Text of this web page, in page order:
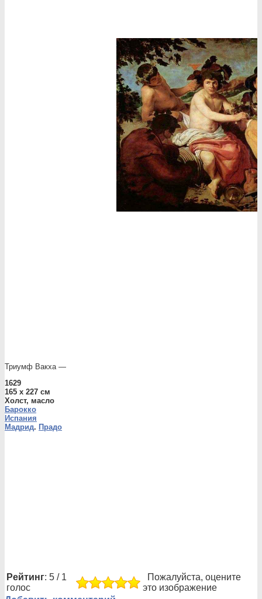
Триумф Вакха —
1629
165 x 227 см
Холст, масло
Барокко
Испания
Мадрид. Прадо
Рейтинг: 5 / 1
голос
Пожалуйста, оцените
это изображение